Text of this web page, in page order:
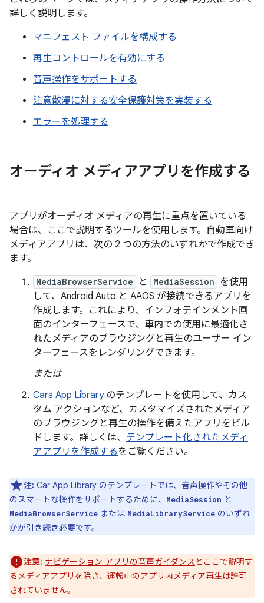
詳しく説明します。
マニフェスト ファイルを構成する
再生コントロールを有効にする
音声操作をサポートする
注意散漫に対する安全保護対策を実装する
エラーを処理する
オーディオ メディアアプリを作成する
アプリがオーディオ メディアの再生に重点を置いている
場合は、ここで説明するツールを使用します。自動車向け
メディアアプリは、次の 2 つの方法のいずれかで作成でき
ます。
MediaBrowserService と MediaSession を使用
して、Android Auto と AAOS が接続できるアプリを
作成します。これにより、インフォテインメント画
面のインターフェースで、車内での使用に最適化さ
れたメディアのブラウジングと再生のユーザー イン
ターフェースをレンダリングできます。
または
Cars App Libraryのテンプレートを使用して、カス
タム アクションなど、カスタマイズされたメディア
のブラウジングと再生の操作を備えたアプリをビル
ドします。詳しくは、 テンプレート化されたメディ
アアプリを作成するをご覧ください。
注: Car App Library のテンプレートでは、音声操作やその他
のスマートな操作をサポートするために、
MediaSession と
MediaBrowserService または MediaLibraryService のいずれ
かが引き続き必要です。
注意: ナビゲーション アプリの音声ガイダンスとここで説明す
るメディアアプリを除き、運転中のアプリ内メディア再生は許可
されていません。